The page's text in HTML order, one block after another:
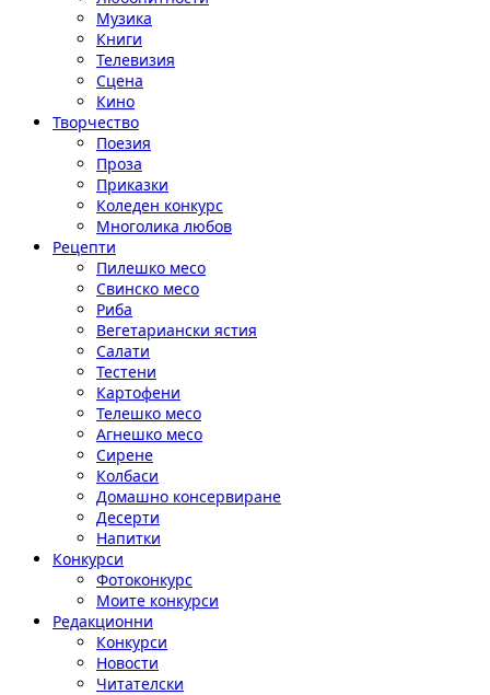
Музика
Книги
Телевизия
Сцена
Кино
Творчество
Поезия
Проза
Приказки
Коледен конкурс
Многолика любов
Рецепти
Пилешко месо
Свинско месо
Риба
Вегетариански ястия
Салати
Тестени
Картофени
Телешко месо
Агнешко месо
Сирене
Колбаси
Домашно консервиране
Десерти
Напитки
Конкурси
Фотоконкурс
Моите конкурси
Редакционни
Конкурси
Новости
Читателски